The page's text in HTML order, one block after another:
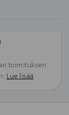
toimituksen
Lue lisää